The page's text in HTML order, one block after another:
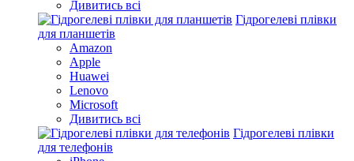
Дивитись всі
Гідрогелеві плівки
для планшетів
Amazon
Apple
Huawei
Lenovo
Microsoft
Дивитись всі
Гідрогелеві плівки
для телефонів